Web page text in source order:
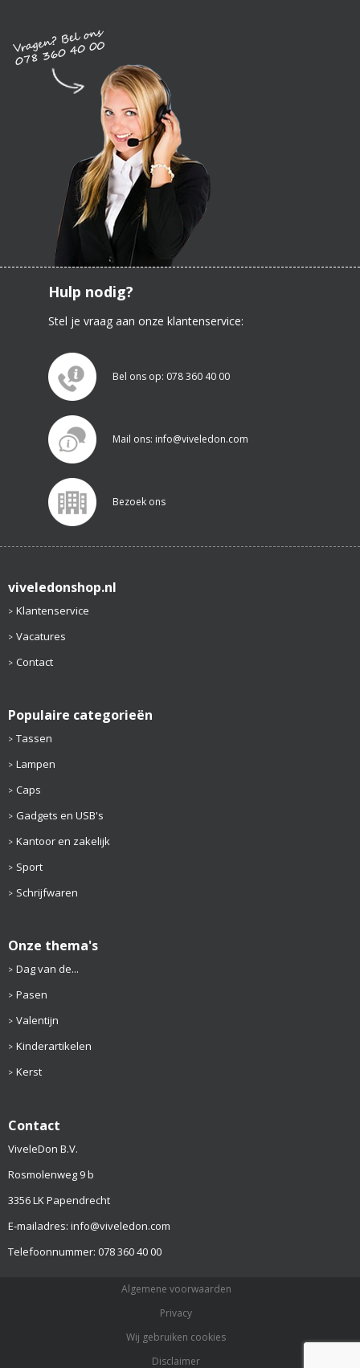
Hulp nodig?
Stel je vraag aan onze klantenservice:
Bel ons op: 078 360 40 00
Mail ons: info@viveledon.com
Bezoek ons
viveledonshop.nl
Klantenservice
Vacatures
Contact
Populaire categorieën
Tassen
Lampen
Caps
Gadgets en USB's
Kantoor en zakelijk
Sport
Schrijfwaren
Onze thema's
Dag van de...
Pasen
Valentijn
Kinderartikelen
Kerst
Contact
ViveleDon B.V.
Rosmolenweg 9 b
3356 LK Papendrecht
E-mailadres: info@viveledon.com
Telefoonnummer: 078 360 40 00
Algemene voorwaarden
Privacy
Wij gebruiken cookies
Disclaimer